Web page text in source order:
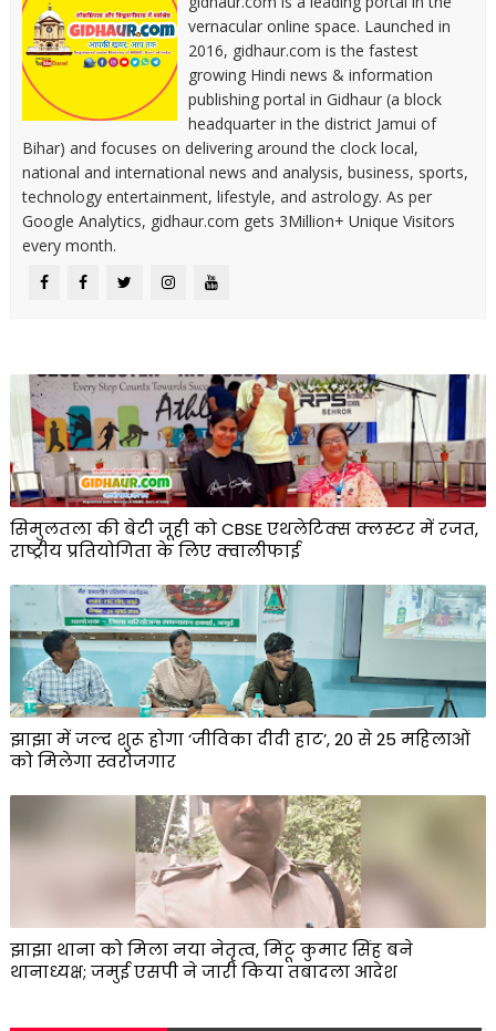
vernacular online space. Launched in
2016, gidhaur.com is the fastest
growing Hindi news & information
publishing portal in Gidhaur (a block
headquarter in the district Jamui of
Bihar) and focuses on delivering around the clock local,
national and international news and analysis, business, sports,
technology entertainment, lifestyle, and astrology. As per
Google Analytics, gidhaur.com gets 3Million+ Unique Visitors
every month.
सिमुलतला की बेटी जूही को CBSE एथलेटिक्स क्लस्टर में रजत,
राष्ट्रीय प्रतियोगिता के लिए क्वालीफाई
झाझा में जल्द शुरू होगा ‘जीविका दीदी हाट’, 20 से 25 महिलाओं
को मिलेगा स्वरोजगार
झाझा थाना को मिला नया नेतृत्व, मिंटू कुमार सिंह बने
थानाध्यक्ष; जमुई एसपी ने जारी किया तबादला आदेश